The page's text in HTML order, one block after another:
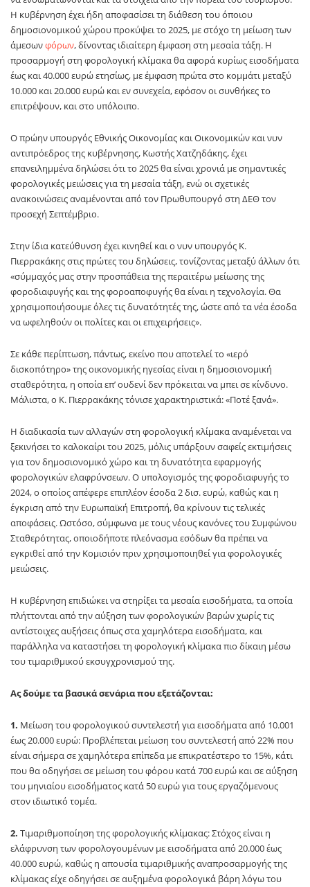
Η κυβέρνηση έχει ήδη αποφασίσει τη διάθεση του όποιου
δημοσιονομικού χώρου προκύψει το 2025, με στόχο τη μείωση των
άμεσωνφόρων, δίνοντας ιδιαίτερη έμφαση στη μεσαία τάξη. Η
προσαρμογή στη φορολογική κλίμακα θα αφορά κυρίως εισοδήματα
έως και 40.000 ευρώ ετησίως, με έμφαση πρώτα στο κομμάτι μεταξύ
10.000 και 20.000 ευρώ και εν συνεχεία, εφόσον οι συνθήκες το
επιτρέψουν, και στο υπόλοιπο.
Ο πρώην υπουργός Εθνικής Οικονομίας και Οικονομικών και νυν
αντιπρόεδρος της κυβέρνησης, Κωστής Χατζηδάκης, έχει
επανειλημμένα δηλώσει ότι το 2025 θα είναι χρονιά με σημαντικές
φορολογικές μειώσεις για τη μεσαία τάξη, ενώ οι σχετικές
ανακοινώσεις αναμένονται από τον Πρωθυπουργό στη ΔΕΘ τον
προσεχή Σεπτέμβριο.
Στην ίδια κατεύθυνση έχει κινηθεί και ο νυν υπουργός Κ.
Πιερρακάκης στις πρώτες του δηλώσεις, τονίζοντας μεταξύ άλλων ότι
«σύμμαχός μας στην προσπάθεια της περαιτέρω μείωσης της
φοροδιαφυγής και της φοροαποφυγής θα είναι η τεχνολογία. Θα
χρησιμοποιήσουμε όλες τις δυνατότητές της, ώστε από τα νέα έσοδα
να ωφεληθούν οι πολίτες και οι επιχειρήσεις».
Σε κάθε περίπτωση, πάντως, εκείνο που αποτελεί το «ιερό
δισκοπότηρο» της οικονομικής ηγεσίας είναι η δημοσιονομική
σταθερότητα, η οποία επ’ ουδενί δεν πρόκειται να μπει σε κίνδυνο.
Μάλιστα, ο Κ. Πιερρακάκης τόνισε χαρακτηριστικά: «Ποτέ ξανά».
Η διαδικασία των αλλαγών στη φορολογική κλίμακα αναμένεται να
ξεκινήσει το καλοκαίρι του 2025, μόλις υπάρξουν σαφείς εκτιμήσεις
για τον δημοσιονομικό χώρο και τη δυνατότητα εφαρμογής
φορολογικών ελαφρύνσεων. Ο υπολογισμός της φοροδιαφυγής το
2024, ο οποίος απέφερε επιπλέον έσοδα 2 δισ. ευρώ, καθώς και η
έγκριση από την Ευρωπαϊκή Επιτροπή, θα κρίνουν τις τελικές
αποφάσεις. Ωστόσο, σύμφωνα με τους νέους κανόνες του Συμφώνου
Σταθερότητας, οποιοδήποτε πλεόνασμα εσόδων θα πρέπει να
εγκριθεί από την Κομισιόν πριν χρησιμοποιηθεί για φορολογικές
μειώσεις.
Η κυβέρνηση επιδιώκει να στηρίξει τα μεσαία εισοδήματα, τα οποία
πλήττονται από την αύξηση των φορολογικών βαρών χωρίς τις
αντίστοιχες αυξήσεις όπως στα χαμηλότερα εισοδήματα, και
παράλληλα να καταστήσει τη φορολογική κλίμακα πιο δίκαιη μέσω
του τιμαριθμικού εκσυγχρονισμού της.
Ας δούμε τα βασικά σενάρια που εξετάζονται:
1. Μείωση του φορολογικού συντελεστή για εισοδήματα από 10.001
έως 20.000 ευρώ: Προβλέπεται μείωση του συντελεστή από 22% που
είναι σήμερα σε χαμηλότερα επίπεδα με επικρατέστερο το 15%, κάτι
που θα οδηγήσει σε μείωση του φόρου κατά 700 ευρώ και σε αύξηση
του μηνιαίου εισοδήματος κατά 50 ευρώ για τους εργαζόμενους
στον ιδιωτικό τομέα.
2. Τιμαριθμοποίηση της φορολογικής κλίμακας: Στόχος είναι η
ελάφρυνση των φορολογουμένων με εισοδήματα από 20.000 έως
40.000 ευρώ, καθώς η απουσία τιμαριθμικής αναπροσαρμογής της
κλίμακας είχε οδηγήσει σε αυξημένα φορολογικά βάρη λόγω του